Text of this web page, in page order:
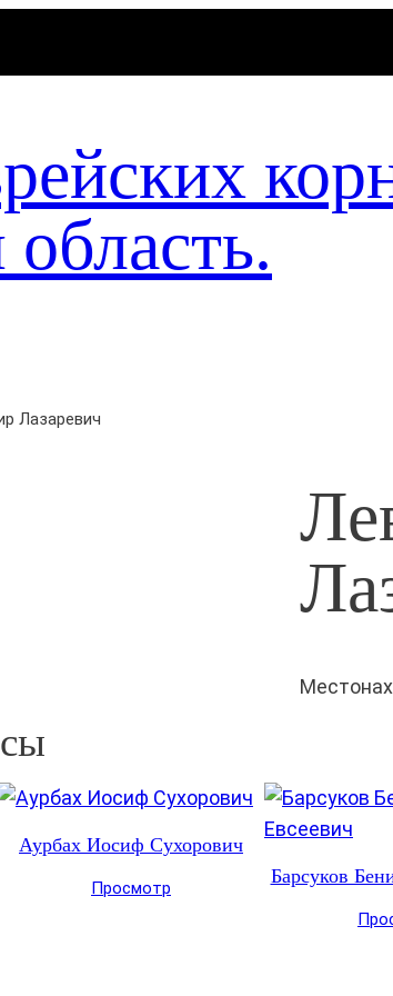
Лазаревич
Аурбах Иосиф Сухорович
Просмотр
Барсуков